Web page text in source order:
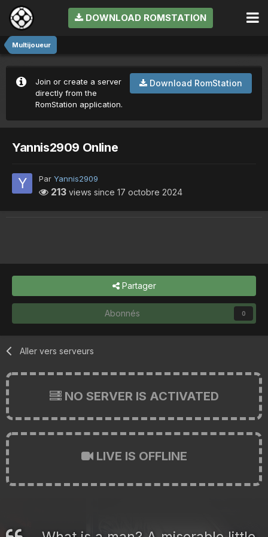
DOWNLOAD ROMSTATION
Multijoueur
Download RomStation
Join or create a server
directly from the
RomStation application.
Yannis2909 Online
Par Yannis2909
213 views since 17 octobre 2024
Partager
Abonnés 0
Aller vers serveurs
NO SERVER IS ACTIVATED
LIVE IS OFFLINE